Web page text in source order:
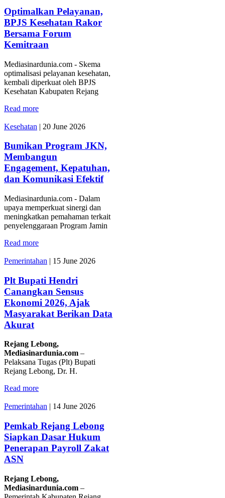
Optimalkan Pelayanan,
BPJS Kesehatan Rakor
Bersama Forum
Kemitraan
Mediasinardunia.com - Skema
optimalisasi pelayanan kesehatan,
kembali diperkuat oleh BPJS
Kesehatan Kabupaten Rejang
Read more
Kesehatan | 20 June 2026
Bumikan Program JKN,
Membangun
Engagement, Kepatuhan,
dan Komunikasi Efektif
Mediasinardunia.com - Dalam
upaya memperkuat sinergi dan
meningkatkan pemahaman terkait
penyelenggaraan Program Jamin
Read more
Pemerintahan | 15 June 2026
Plt Bupati Hendri
Canangkan Sensus
Ekonomi 2026, Ajak
Masyarakat Berikan Data
Akurat
Rejang Lebong,
Mediasinardunia.com –
Pelaksana Tugas (Plt) Bupati
Rejang Lebong, Dr. H.
Read more
Pemerintahan | 14 June 2026
Pemkab Rejang Lebong
Siapkan Dasar Hukum
Penerapan Payroll Zakat
ASN
Rejang Lebong,
Mediasinardunia.com –